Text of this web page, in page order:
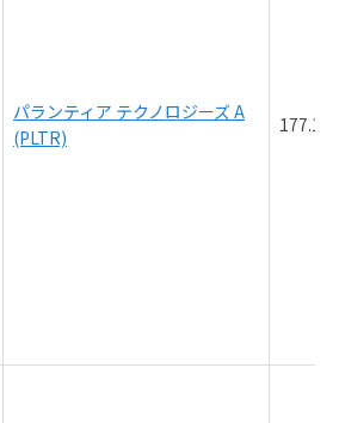
パランティア テクノロジーズ A
(PLTR)
177.17